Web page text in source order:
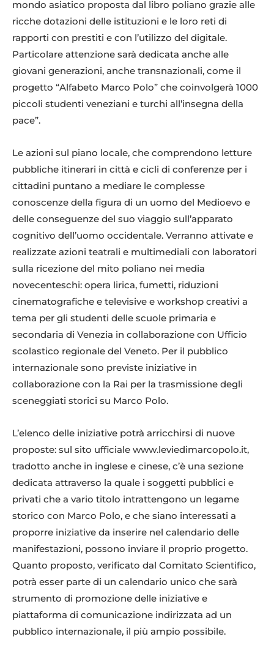
mondo asiatico proposta dal libro poliano grazie alle
ricche dotazioni delle istituzioni e le loro reti di
rapporti con prestiti e con l’utilizzo del digitale.
Particolare attenzione sarà dedicata anche alle
giovani generazioni, anche transnazionali, come il
progetto “Alfabeto Marco Polo” che coinvolgerà 1000
piccoli studenti veneziani e turchi all’insegna della
pace”.
Le azioni sul piano locale, che comprendono letture
pubbliche itinerari in città e cicli di conferenze per i
cittadini puntano a mediare le complesse
conoscenze della figura di un uomo del Medioevo e
delle conseguenze del suo viaggio sull’apparato
cognitivo dell’uomo occidentale. Verranno attivate e
realizzate azioni teatrali e multimediali con laboratori
sulla ricezione del mito poliano nei media
novecenteschi: opera lirica, fumetti, riduzioni
cinematografiche e televisive e workshop creativi a
tema per gli studenti delle scuole primaria e
secondaria di Venezia in collaborazione con Ufficio
scolastico regionale del Veneto. Per il pubblico
internazionale sono previste iniziative in
collaborazione con la Rai per la trasmissione degli
sceneggiati storici su Marco Polo.
L’elenco delle iniziative potrà arricchirsi di nuove
proposte: sul sito ufficiale www.leviedimarcopolo.it,
tradotto anche in inglese e cinese, c’è una sezione
dedicata attraverso la quale i soggetti pubblici e
privati che a vario titolo intrattengono un legame
storico con Marco Polo, e che siano interessati a
proporre iniziative da inserire nel calendario delle
manifestazioni, possono inviare il proprio progetto.
Quanto proposto, verificato dal Comitato Scientifico,
potrà esser parte di un calendario unico che sarà
strumento di promozione delle iniziative e
piattaforma di comunicazione indirizzata ad un
pubblico internazionale, il più ampio possibile.